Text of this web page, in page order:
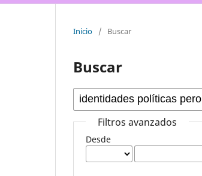
Inicio / Buscar
Buscar
Filtros avanzados
Desde